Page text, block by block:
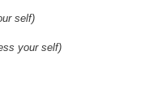
self)
your self)